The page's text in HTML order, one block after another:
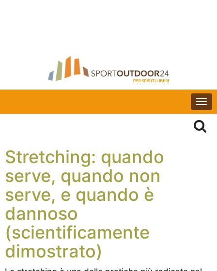
Stretching: quando
serve, quando non
serve, e quando è
dannoso
(scientificamente
dimostrato)